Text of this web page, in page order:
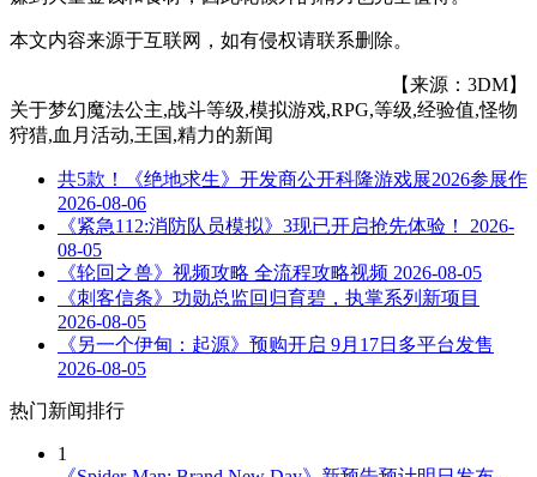
本文内容来源于互联网，如有侵权请联系删除。
【来源：3DM】
关于梦幻魔法公主,战斗等级,模拟游戏,RPG,等级,经验值,怪物
狩猎,血月活动,王国,精力的新闻
共5款！《绝地求生》开发商公开科隆游戏展2026参展作
2026-08-06
《紧急112:消防队员模拟》3现已开启抢先体验！
2026-
08-05
《轮回之兽》视频攻略 全流程攻略视频 2026-08-05
《刺客信条》功勋总监回归育碧，执掌系列新项目
2026-08-05
《另一个伊甸：起源》预购开启 9月17日多平台发售
2026-08-05
热门新闻排行
1